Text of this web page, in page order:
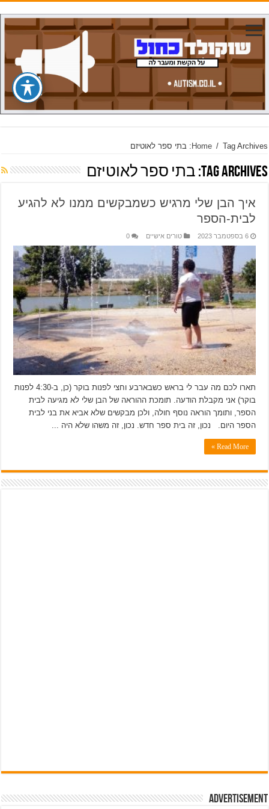
Home / Tag Archives: בתי ספר לאוטיזם
Tag Archives: בתי ספר לאוטיזם
איך הבן שלי מרגיש כשמבקשים ממנו לא להגיע
לבית-הספר
6 בספטמבר 2023 טורים אישיים 0
תארו לכם מה עבר לי בראש כשבארבע וחצי לפנות בוקר (כן, ב-4:30 לפנות
בוקר) אני מקבלת הודעה. תומכת ההוראה של הבן שלי לא מגיעה לבית
הספר, ותומך הוראה נוסף חולה, ולכן מבקשים שלא אביא את בני לבית
הספר היום. נכון, זה בית ספר חדש. נכון, זה משהו שלא היה ...
Read More »
Advertisement